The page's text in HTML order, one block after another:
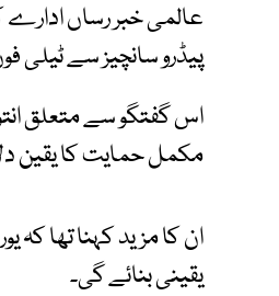
عالمی خبر رساں ادارے
پیڈرو سانچیز سے ٹیلی
اس گفتگو سے متعلق
مکمل حمایت کا یقین
ان کا مزید کہنا تھا
یقینی بنائے گی۔